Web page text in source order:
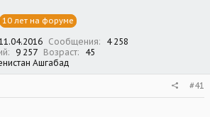
10 лет на форуме
Сообщения
4 258
9 257 Возраст
45
Ашгабад
#41